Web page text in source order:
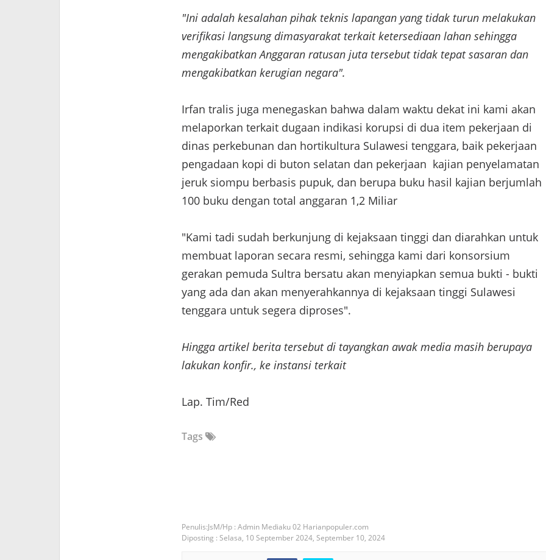
"Ini adalah kesalahan pihak teknis lapangan yang tidak turun melakukan
verifikasi langsung dimasyarakat terkait ketersediaan lahan sehingga
mengakibatkan Anggaran ratusan juta tersebut tidak tepat sasaran dan
mengakibatkan kerugian negara".
Irfan tralis juga menegaskan bahwa dalam waktu dekat ini kami akan
melaporkan terkait dugaan indikasi korupsi di dua item pekerjaan di
dinas perkebunan dan hortikultura Sulawesi tenggara, baik pekerjaan
pengadaan kopi di buton selatan dan pekerjaan kajian penyelamatan
jeruk siompu berbasis pupuk, dan berupa buku hasil kajian berjumlah
100 buku dengan total anggaran 1,2 Miliar
"Kami tadi sudah berkunjung di kejaksaan tinggi dan diarahkan untuk
membuat laporan secara resmi, sehingga kami dari konsorsium
gerakan pemuda Sultra bersatu akan menyiapkan semua bukti - bukti
yang ada dan akan menyerahkannya di kejaksaan tinggi Sulawesi
tenggara untuk segera diproses".
Hingga artikel berita tersebut di tayangkan awak media masih berupaya
lakukan konfir., ke instansi terkait
Lap. Tim/Red
Tags
JsM/Hp : Admin Mediaku 02 Harianpopuler.com
Diposting : Selasa, 10 September 2024, September 10, 2024